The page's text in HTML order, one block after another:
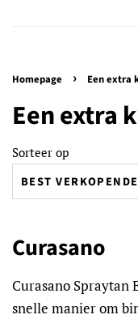
Homepage › Een extra
Een extra
Sorteer op
Curasano
Curasano Spraytan
snelle manier om